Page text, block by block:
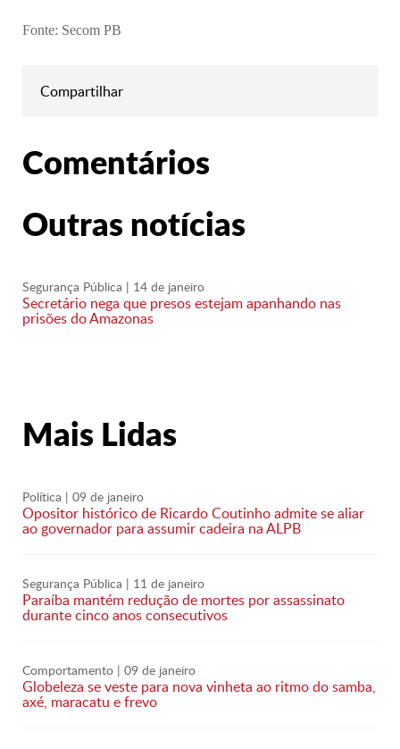
Fonte: Secom PB
Compartilhar
Comentários
Outras notícias
Segurança Pública | 14 de janeiro
Secretário nega que presos estejam apanhando nas
prisões do Amazonas
Mais Lidas
Política | 09 de janeiro
Opositor histórico de Ricardo Coutinho admite se aliar
ao governador para assumir cadeira na ALPB
Segurança Pública | 11 de janeiro
Paraíba mantém redução de mortes por assassinato
durante cinco anos consecutivos
Comportamento | 09 de janeiro
Globeleza se veste para nova vinheta ao ritmo do samba,
axé, maracatu e frevo